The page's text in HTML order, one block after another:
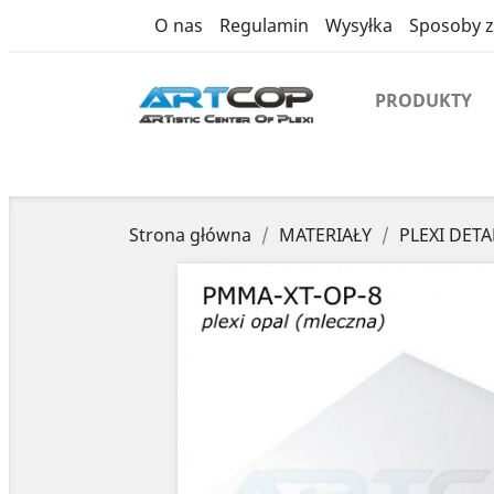
O nas Regulamin Wysyłka Sposoby
PRODUKTY
Strona główna MATERIAŁY PLEXI